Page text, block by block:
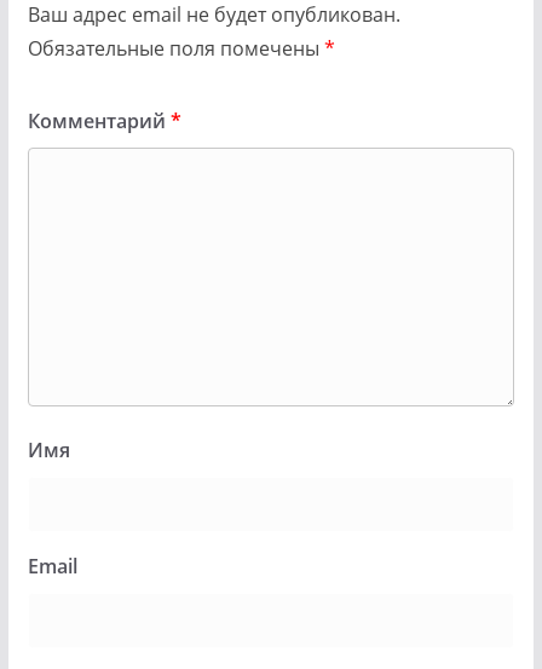
Ваш адрес email не будет опубликован.
Обязательные поля помечены *
Комментарий *
Имя
Email